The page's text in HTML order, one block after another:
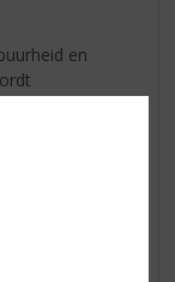
en